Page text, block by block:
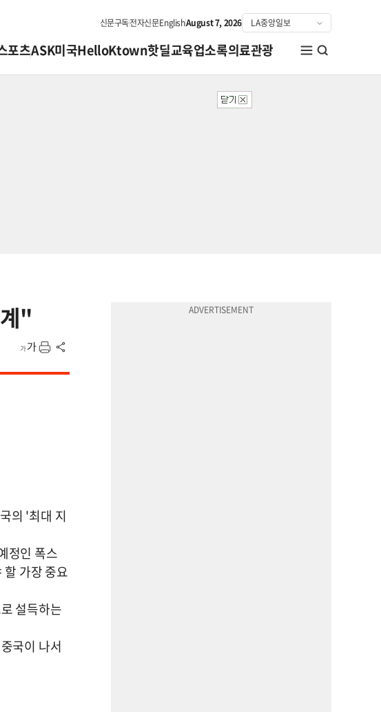
신문구독전자신문EnglishAugust 7, 2026
포츠ASK미국HelloKtown핫딜교육업소록의료관광
"
의 '최대 지
정인 폭스
가장 중요
설득하는
국이 나서